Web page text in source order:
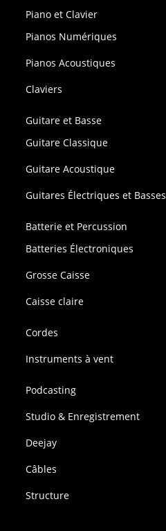
Piano et Clavier
Pianos Numériques
Pianos Acoustiques
Claviers
Guitare et Basse
Guitare Classique
Guitare Acoustique
Guitares Électriques et Basses
Batterie et Percussion
Batteries Électroniques
Grosse Caisse
Caisse claire
Cordes
Instruments à vent
Podcasting
Studio & Enregistrement
Deejay
Câbles
Structure